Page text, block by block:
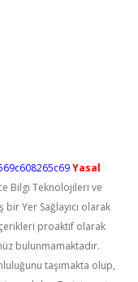
Yasal
Bilgi Teknolojileri ve
bir Yer Sağlayıcı olarak
proaktif olarak
bulunmamaktadır.
taşımakta olup,